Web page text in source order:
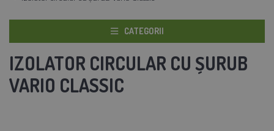
CATEGORII
IZOLATOR CIRCULAR CU ȘURUB
VARIO CLASSIC